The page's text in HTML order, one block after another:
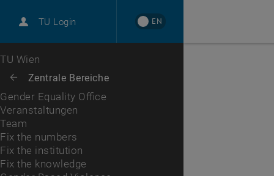
TU Login EN
Karriere
Zur 1. Menü Ebene
TU Wien
Zurück: Subseiten von Zentrale Bereiche auflisten
Zurück zur letzten Ebene:
Zentrale Bereiche
Gender Equality Office
Veranstaltungen
Team
Fix the numbers
Fix the institution
Fix the knowledge